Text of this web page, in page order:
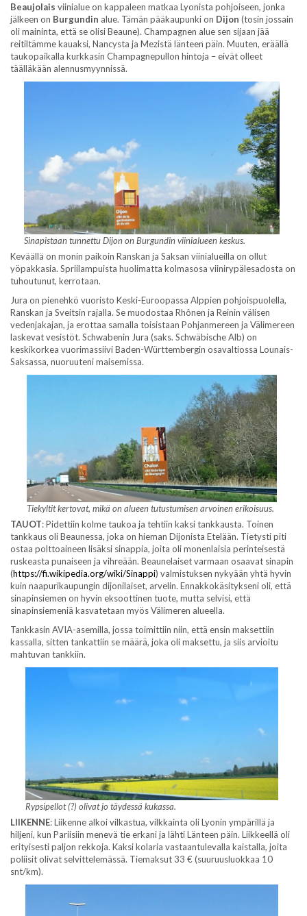
Beaujolais viinialue on kappaleen matkaa Lyonista pohjoiseen, jonka
jälkeen on Burgundin alue. Tämän pääkaupunki on Dijon (tosin jossain
oli maininta, että se olisi Beaune). Champagnen alue sen sijaan jää
reitiltämme kauaksi, Nancysta ja Mezistä länteen päin. Muuten, eräällä
taukopaikalla kurkkasin Champagnepullon hintoja – eivät olleet
täälläkään alennusmyynnissä.
Sinapistaan tunnettu Dijon on Burgundin viinialueen keskus.
Keväällä on monin paikoin Ranskan ja Saksan viinialueilla on ollut
yöpakkasia. Spriilampuista huolimatta kolmasosa viinirypälesadosta on
tuhoutunut, kerrotaan.
Jura on pienehkö vuoristo Keski-Euroopassa Alppien pohjoispuolella,
Ranskan ja Sveitsin rajalla. Se muodostaa Rhônen ja Reinin välisen
vedenjakajan, ja erottaa samalla toisistaan Pohjanmereen ja Välimereen
laskevat vesistöt. Schwabenin Jura (saks. Schwäbische Alb) on
keskikorkea vuorimassiivi Baden-Württembergin osavaltiossa Lounais-
Saksassa, nuoruuteni maisemissa.
Tiekyltit kertovat, mikä on alueen tutustumisen arvoinen erikoisuus.
TAUOT: Pidettiin kolme taukoa ja tehtiin kaksi tankkausta. Toinen
tankkaus oli Beaunessa, joka on hieman Dijonista Etelään. Tietysti piti
ostaa polttoaineen lisäksi sinappia, joita oli monenlaisia perinteisestä
ruskeasta punaiseen ja vihreään. Beaunelaiset varmaan osaavat sinapin
(https://fi.wikipedia.org/wiki/Sinappi) valmistuksen nykyään yhtä hyvin
kuin naapurikaupungin dijonilaiset, arvelin. Ennakkokäsitykseni oli, että
sinapinsiemen on hyvin eksoottinen tuote, mutta selvisi, että
sinapinsiemeniä kasvatetaan myös Välimeren alueella.
Tankkasin AVIA-asemilla, jossa toimittiin niin, että ensin maksettiin
kassalla, sitten tankattiin se määrä, joka oli maksettu, ja siis arvioitu
mahtuvan tankkiin.
Rypsipellot (?) olivat jo täydessä kukassa.
LIIKENNE: Liikenne alkoi vilkastua, vilkkainta oli Lyonin ympärillä ja
hiljeni, kun Pariisiin menevä tie erkani ja lähti Länteen päin. Liikkeellä oli
erityisesti paljon rekkoja. Kaksi kolaria vastaantulevalla kaistalla, joita
poliisit olivat selvittelemässä. Tiemaksut 33 € (suuruusluokkaa 10
snt/km).